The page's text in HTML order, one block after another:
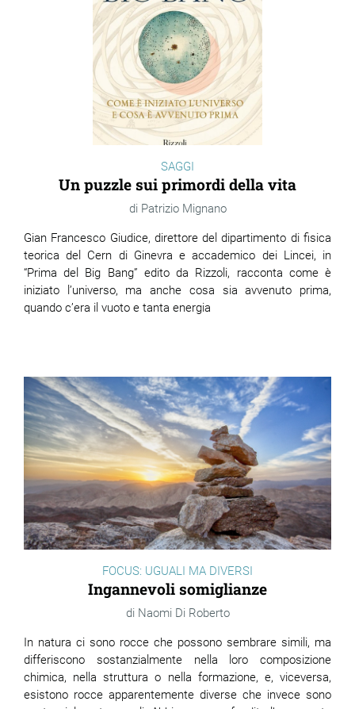
SAGGI
Un puzzle sui primordi della vita
Patrizio Mignano
Gian Francesco Giudice, direttore del dipartimento di fisica
teorica del Cern di Ginevra e accademico dei Lincei, in
“Prima del Big Bang” edito da Rizzoli, racconta come è
iniziato l’universo, ma anche cosa sia avvenuto prima,
quando c’era il vuoto e tanta energia
FOCUS: UGUALI MA DIVERSI
Ingannevoli somiglianze
Naomi Di Roberto
In natura ci sono rocce che possono sembrare simili, ma
differiscono sostanzialmente nella loro composizione
chimica, nella struttura o nella formazione, e, viceversa,
esistono rocce apparentemente diverse che invece sono